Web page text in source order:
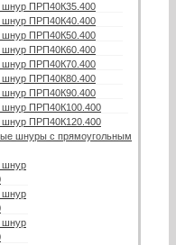
шнур ПРП40К35.400
шнур ПРП40К40.400
шнур ПРП40К50.400
шнур ПРП40К60.400
шнур ПРП40К70.400
шнур ПРП40К80.400
шнур ПРП40К90.400
шнур ПРП40К100.400
шнур ПРП40К120.400
шнуры с прямоугольным
шнур
шнур
шнур